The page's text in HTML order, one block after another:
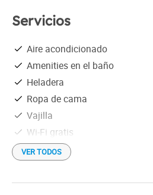
Servicios
Aire acondicionado
Amenities en el baño
Heladera
Ropa de cama
Vajilla
Wi-Fi gratis
VER TODOS